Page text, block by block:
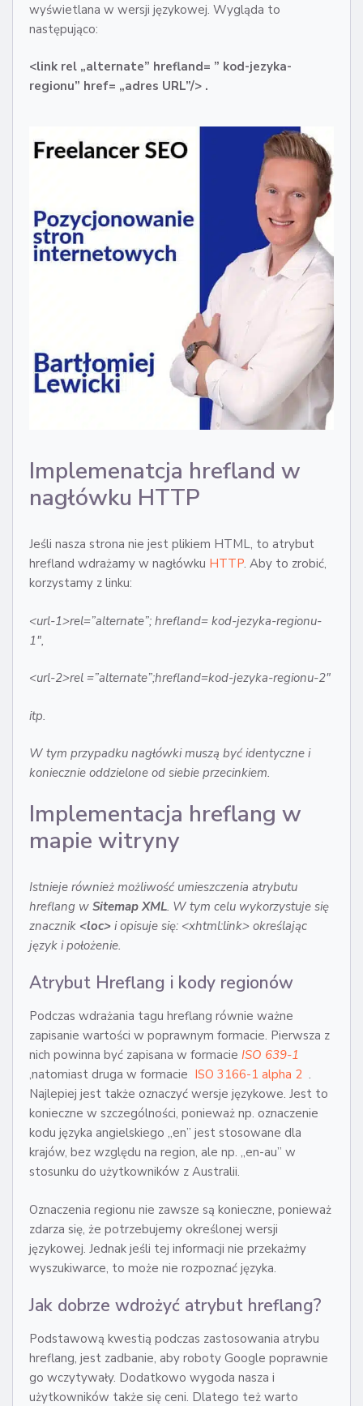
wyświetlana w wersji językowej. Wygląda to
następująco:
<link rel „alternate” hrefland= ” kod-jezyka-
regionu” href= „adres URL”/> .
Implemenatcja hrefland w
nagłówku HTTP
Jeśli nasza strona nie jest plikiem HTML, to atrybut
hrefland wdrażamy w nagłówku HTTP. Aby to zrobić,
korzystamy z linku:
<url-1>rel=”alternate”; hrefland= kod-jezyka-regionu-
1″,
<url-2>rel =”alternate”;hrefland=kod-jezyka-regionu-2″
itp.
W tym przypadku nagłówki muszą być identyczne i
koniecznie oddzielone od siebie przecinkiem.
Implementacja hreflang w
mapie witryny
Istnieje również możliwość umieszczenia atrybutu
hreflang w Sitemap XML. W tym celu wykorzystuje się
znacznik <loc> i opisuje się: <xhtml:link> określając
język i położenie.
Atrybut Hreflang i kody regionów
Podczas wdrażania tagu hreflang równie ważne
zapisanie wartości w poprawnym formacie. Pierwsza z
nich powinna być zapisana w formacie ISO 639-1
,natomiast druga w formacie ISO 3166-1 alpha 2 .
Najlepiej jest także oznaczyć wersje językowe. Jest to
konieczne w szczególności, ponieważ np. oznaczenie
kodu języka angielskiego „en” jest stosowane dla
krajów, bez względu na region, ale np. „en-au” w
stosunku do użytkowników z Australii.
Oznaczenia regionu nie zawsze są konieczne, ponieważ
zdarza się, że potrzebujemy określonej wersji
językowej. Jednak jeśli tej informacji nie przekażmy
wyszukiwarce, to może nie rozpoznać języka.
Jak dobrze wdrożyć atrybut hreflang?
Podstawową kwestią podczas zastosowania atrybu
hreflang, jest zadbanie, aby roboty Google poprawnie
go wczytywały. Dodatkowo wygoda nasza i
użytkowników także się ceni. Dlatego też warto